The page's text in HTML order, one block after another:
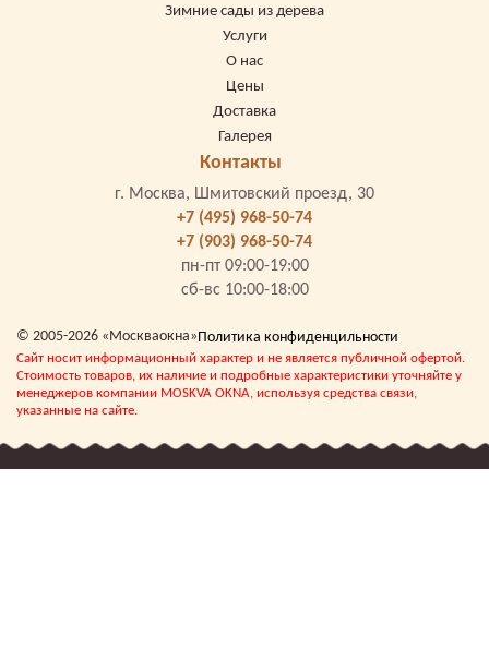
Зимние сады из дерева
Услуги
О нас
Цены
Доставка
Галерея
Контакты
г. Москва, Шмитовский проезд, 30
+7 (495) 968-50-74
+7 (903) 968-50-74
пн-пт 09:00-19:00
сб-вс 10:00-18:00
© 2005-2026 «Москваокна»Политика конфиденцильности
Сайт носит информационный характер и не является публичной офертой.
Стоимость товаров, их наличие и подробные характеристики уточняйте у
менеджеров компании MOSKVA OKNA, используя средства связи,
указанные на сайте.